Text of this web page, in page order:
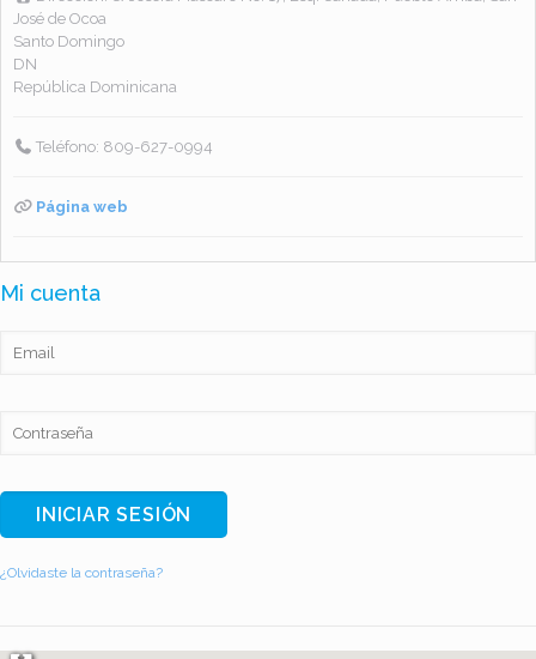
José de Ocoa
Santo Domingo
DN
República Dominicana
Teléfono: 809-627-0994
Página web
Mi cuenta
¿Olvidaste la contraseña?